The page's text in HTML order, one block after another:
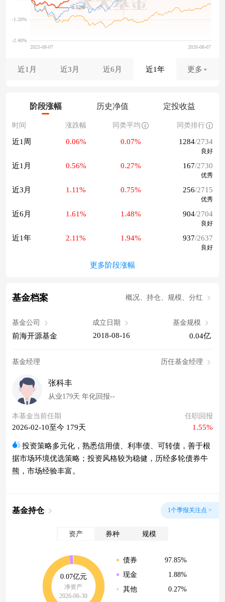
-0.52%
近1月 近3月 近6月 近1年 更多
阶段涨幅 历史净值 定投收益
时间 涨跌幅 同类平均 同类排行
近1周 0.06% 0.07% 1284/2734
良好
近1月 0.56% 0.27% 167/2730
优秀
近3月 1.11% 0.75% 256/2715
优秀
近6月 1.61% 1.48% 904/2704
良好
近1年 2.11% 1.94% 937/2637
良好
更多阶段涨幅
基金档案 概况、持仓、规模、分红
基金公司
前海开源基金
成立日期
2018-08-16
基金规模
0.04亿
基金经理 历任基金经理
张科丰
从业179天 年化回报--
本基金当前任期
2026-02-10至今 179天
任职回报
1.55%
投资策略多元化，熟悉信用债、利率债、可转债，善于根
据市场环境优选策略；投资风格较为稳健，历经多轮债券牛
熊，市场经验丰富。
基金持仓 1个季报关注点 >
资产 券种 规模
0.07亿元
净资产
2026-06-30
债券
97.85%
现金
1.88%
其他
0.27%